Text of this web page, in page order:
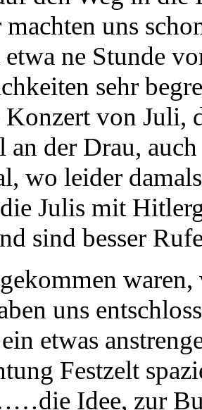
uns
etwa ne Stunde
sehr
Konzert von Juli,
an der Drau,
wo leider
Julis mit
sind besser
waren,
uns
etwas
Festzelt
Idee, zur